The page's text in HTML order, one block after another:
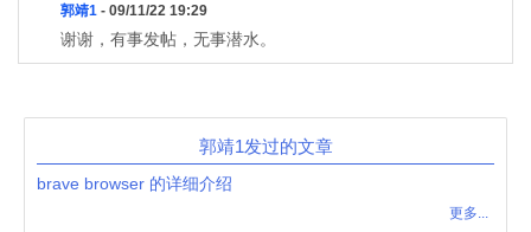
郭靖1 - 09/11/22 19:29
谢谢，有事发帖，无事潜水。
郭靖1发过的文章
brave browser 的详细介绍
更多...